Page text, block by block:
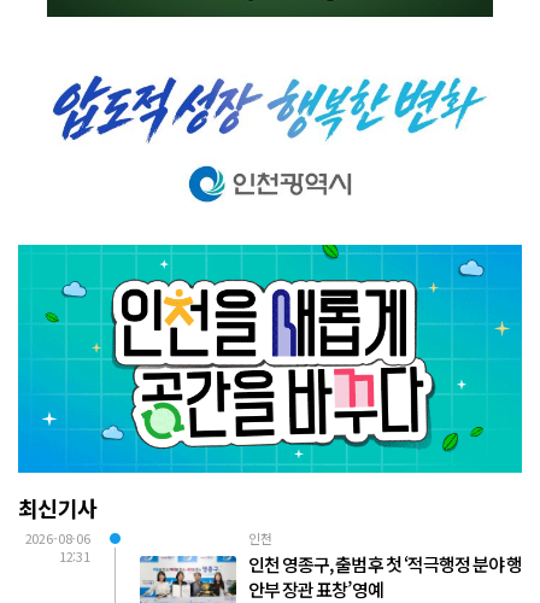
최신기사
2026-08-06
12:31
인천
인천 영종구, 출범 후 첫 ‘적극행정 분야 행
안부 장관 표창’ 영예